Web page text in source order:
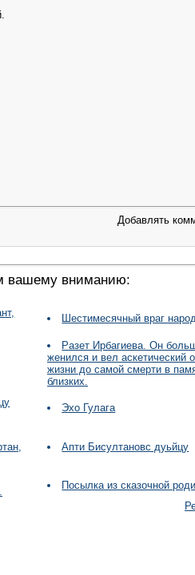
Добавлять
вашему вниманию:
Шестимесячный враг
Разет Ирбагиева. Он
женился и вел аскетический
жизни до самой смерти в
близких.
Эхо Гулага
Апти Бисултановс дуьйцу
Посылка из сказочной